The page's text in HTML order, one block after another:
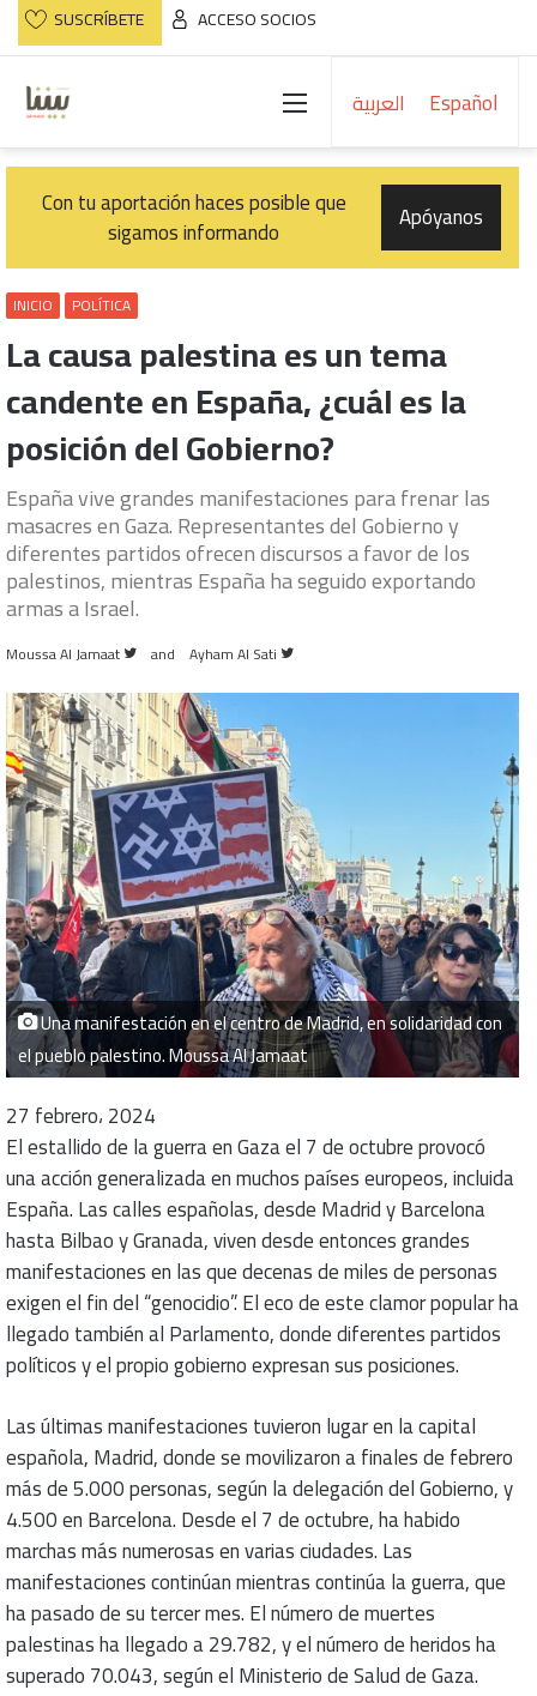
SUSCRÍBETE ACCESO SOCIOS
العربية Español
Menú
Con tu aportación haces posible que
sigamos informando Apóyanos
INICIO POLÍTICA
La causa palestina es un tema
candente en España, ¿cuál es la
posición del Gobierno?
España vive grandes manifestaciones para frenar las
masacres en Gaza. Representantes del Gobierno y
diferentes partidos ofrecen discursos a favor de los
palestinos, mientras España ha seguido exportando
armas a Israel.
Moussa Al Jamaat Follow
Twitter
and Ayham Al Sati
Follow
Una manifestación en el centro de Madrid, en solidaridad con
el pueblo palestino. Moussa Al Jamaat
27 febrero، 2024
El estallido de la guerra en Gaza el 7 de octubre provocó
una acción generalizada en muchos países europeos, incluida
España. Las calles españolas, desde Madrid y Barcelona
hasta Bilbao y Granada, viven desde entonces grandes
manifestaciones en las que decenas de miles de personas
exigen el fin del “genocidio”. El eco de este clamor popular ha
llegado también al Parlamento, donde diferentes partidos
políticos y el propio gobierno expresan sus posiciones.
Las últimas manifestaciones tuvieron lugar en la capital
española, Madrid, donde se movilizaron a finales de febrero
más de 5.000 personas, según la delegación del Gobierno, y
4.500 en Barcelona. Desde el 7 de octubre, ha habido
marchas más numerosas en varias ciudades. Las
manifestaciones continúan mientras continúa la guerra, que
ha pasado de su tercer mes. El número de muertes
palestinas ha llegado a 29.782, y el número de heridos ha
superado 70.043, según el Ministerio de Salud de Gaza.